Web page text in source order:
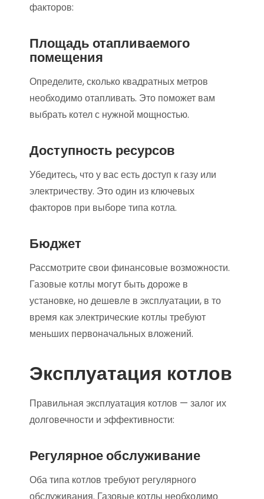
факторов:
Площадь отапливаемого
помещения
Определите, сколько квадратных метров
необходимо отапливать. Это поможет вам
выбрать котел с нужной мощностью.
Доступность ресурсов
Убедитесь, что у вас есть доступ к газу или
электричеству. Это один из ключевых
факторов при выборе типа котла.
Бюджет
Рассмотрите свои финансовые возможности.
Газовые котлы могут быть дороже в
установке, но дешевле в эксплуатации, в то
время как электрические котлы требуют
меньших первоначальных вложений.
Эксплуатация котлов
Правильная эксплуатация котлов — залог их
долговечности и эффективности:
Регулярное обслуживание
Оба типа котлов требуют регулярного